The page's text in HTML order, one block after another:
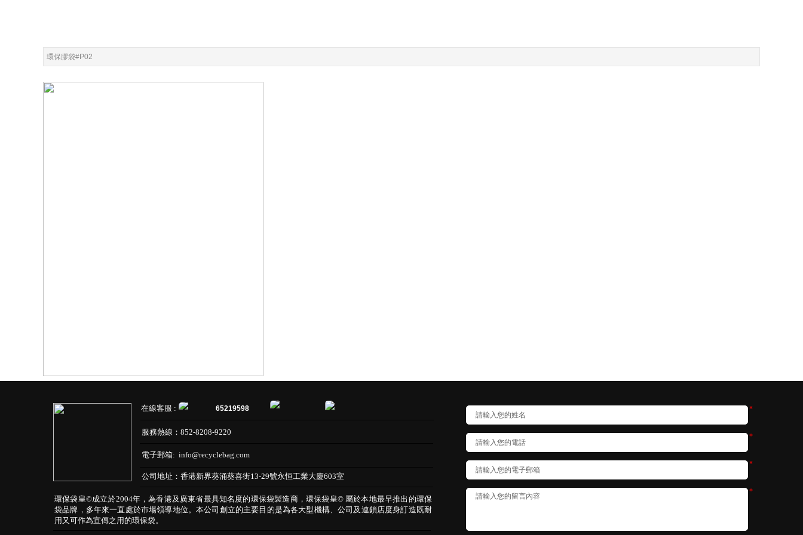
環保膠袋#P02
*
*
*
*
在線客服 : 65219598
服務熱線： 852-8208-9220
電子郵箱: info@recyclebag.com
公司地址： 香港新界葵涌葵喜街13-29號永恒工業大廈603室
環保袋皇©成立於2004年，為香港及廣東省最具知名度的環保袋製造商，環保袋皇© 屬於本地最早推出的環保
袋品牌，多年來一直處於市場領導地位。本公司創立的主要目的是為各大型機構、公司及連鎖店度身訂造既耐
用又可作為宣傳之用的環保袋。